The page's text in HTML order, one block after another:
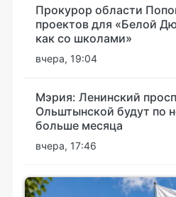
Прокурор области
проектов для «Белой
как со школами»
вчера, 19:04
Мэрия: Ленинский
Ольштынской будут по
больше месяца
вчера, 17:46